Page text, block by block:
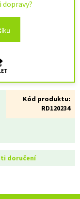
Kód produktu:
RD120234
doručení